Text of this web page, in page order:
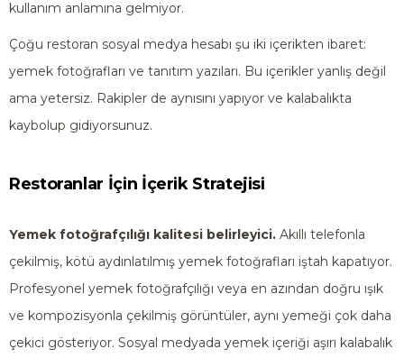
kullanım anlamına gelmiyor.
Çoğu restoran sosyal medya hesabı şu iki içerikten ibaret:
yemek fotoğrafları ve tanıtım yazıları. Bu içerikler yanlış değil
ama yetersiz. Rakipler de aynısını yapıyor ve kalabalıkta
kaybolup gidiyorsunuz.
Restoranlar İçin İçerik Stratejisi
Yemek fotoğrafçılığı kalitesi belirleyici. Akıllı telefonla
çekilmiş, kötü aydınlatılmış yemek fotoğrafları iştah kapatıyor.
Profesyonel yemek fotoğrafçılığı veya en azından doğru ışık
ve kompozisyonla çekilmiş görüntüler, aynı yemeği çok daha
çekici gösteriyor. Sosyal medyada yemek içeriği aşırı kalabalık